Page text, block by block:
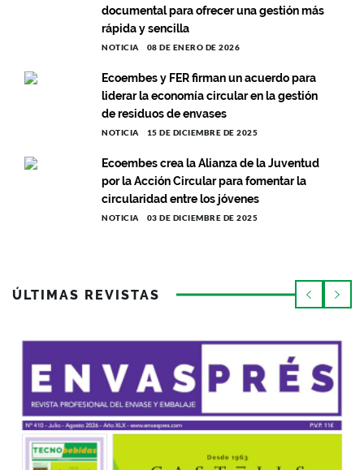
documental para ofrecer una gestión más
rápida y sencilla
NOTICIA 08 DE ENERO DE 2026
Ecoembes y FER firman un acuerdo para
liderar la economía circular en la gestión
de residuos de envases
NOTICIA 15 DE DICIEMBRE DE 2025
Ecoembes crea la Alianza de la Juventud
por la Acción Circular para fomentar la
circularidad entre los jóvenes
NOTICIA 03 DE DICIEMBRE DE 2025
ÚLTIMAS REVISTAS